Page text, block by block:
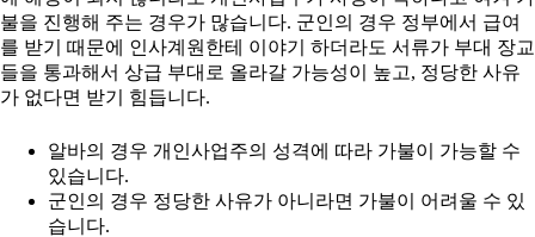
불을 진행해 주는 경우가 많습니다. 군인의 경우 정부에서 급여
를 받기 때문에 인사계원한테 이야기 하더라도 서류가 부대 장교
들을 통과해서 상급 부대로 올라갈 가능성이 높고, 정당한 사유
가 없다면 받기 힘듭니다.
알바의 경우 개인사업주의 성격에 따라 가불이 가능할 수
있습니다.
군인의 경우 정당한 사유가 아니라면 가불이 어려울 수 있
습니다.